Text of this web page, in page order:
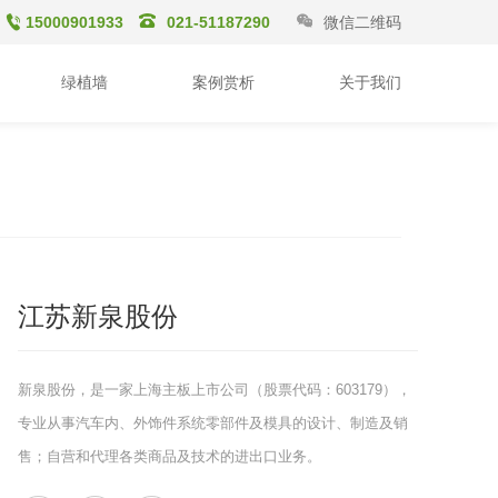
15000901933 021-51187290 微信二维码
绿植墙 案例赏析 关于我们
江苏新泉股份
新泉股份，是一家上海主板上市公司（股票代码：603179），
专业从事汽车内、外饰件系统零部件及模具的设计、制造及销
售；自营和代理各类商品及技术的进出口业务。